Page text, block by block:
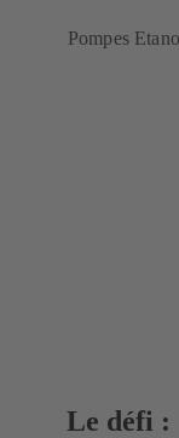
Pompes
Le défi :